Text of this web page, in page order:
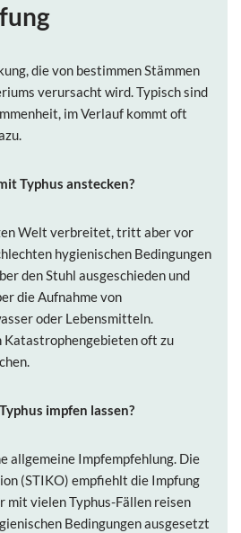
die von bestimmen Stämmen
verursacht wird. Typisch sind
im Verlauf kommt oft
Typhus anstecken?
Welt verbreitet, tritt aber vor
hygienischen Bedingungen
den Stuhl ausgeschieden und
die Aufnahme von
oder Lebensmitteln.
Katastrophengebieten oft zu
impfen lassen?
allgemeine Impfempfehlung. Die
(STIKO) empfiehlt die Impfung
mit vielen Typhus-Fällen reisen
Bedingungen ausgesetzt